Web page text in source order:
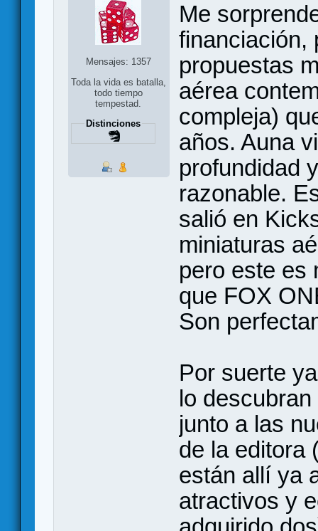
Mensajes: 1357
Toda la vida es batalla,
todo tiempo
tempestad.
Distinciones
Me
financiación,
propuestas
aérea
compleja)
años. Auna
profundidad
razonable.
salió en
miniaturas
pero este es
que FOX
Son
Por suerte
lo
junto a las
de la editora
están allí ya
atractivos y